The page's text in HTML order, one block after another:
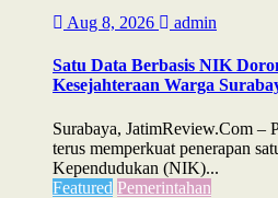
Aug 8, 2026 admin
Satu Data Berbasis NIK
Kesejahteraan Warga
Surabaya, JatimReview.Com –
terus memperkuat penerapan
Kependudukan (NIK)...
Featured Pemerintahan